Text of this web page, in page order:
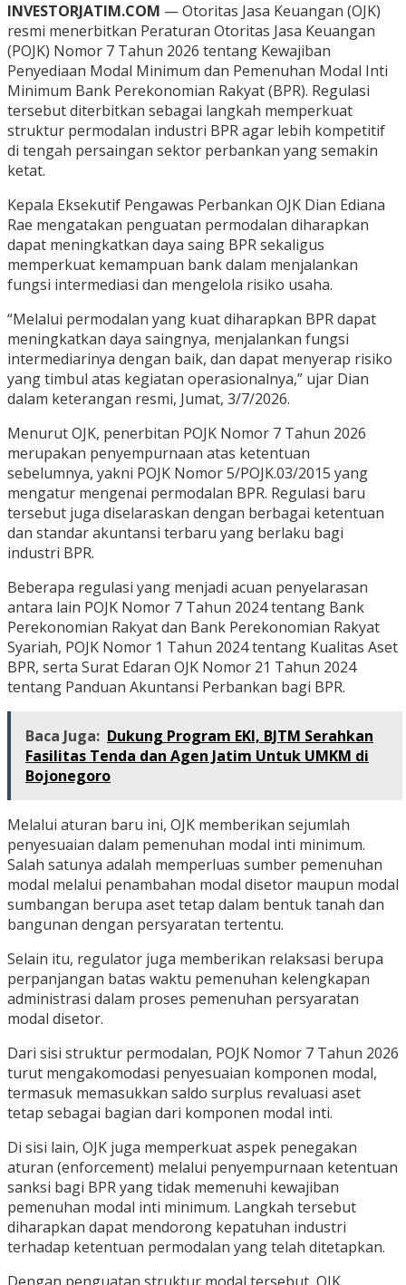
INVESTORJATIM.COM — Otoritas Jasa Keuangan (OJK)
resmi menerbitkan Peraturan Otoritas Jasa Keuangan
(POJK) Nomor 7 Tahun 2026 tentang Kewajiban
Penyediaan Modal Minimum dan Pemenuhan Modal Inti
Minimum Bank Perekonomian Rakyat (BPR). Regulasi
tersebut diterbitkan sebagai langkah memperkuat
struktur permodalan industri BPR agar lebih kompetitif
di tengah persaingan sektor perbankan yang semakin
ketat.
Kepala Eksekutif Pengawas Perbankan OJK Dian Ediana
Rae mengatakan penguatan permodalan diharapkan
dapat meningkatkan daya saing BPR sekaligus
memperkuat kemampuan bank dalam menjalankan
fungsi intermediasi dan mengelola risiko usaha.
“Melalui permodalan yang kuat diharapkan BPR dapat
meningkatkan daya saingnya, menjalankan fungsi
intermediarinya dengan baik, dan dapat menyerap risiko
yang timbul atas kegiatan operasionalnya,” ujar Dian
dalam keterangan resmi, Jumat, 3/7/2026.
Menurut OJK, penerbitan POJK Nomor 7 Tahun 2026
merupakan penyempurnaan atas ketentuan
sebelumnya, yakni POJK Nomor 5/POJK.03/2015 yang
mengatur mengenai permodalan BPR. Regulasi baru
tersebut juga diselaraskan dengan berbagai ketentuan
dan standar akuntansi terbaru yang berlaku bagi
industri BPR.
Beberapa regulasi yang menjadi acuan penyelarasan
antara lain POJK Nomor 7 Tahun 2024 tentang Bank
Perekonomian Rakyat dan Bank Perekonomian Rakyat
Syariah, POJK Nomor 1 Tahun 2024 tentang Kualitas Aset
BPR, serta Surat Edaran OJK Nomor 21 Tahun 2024
tentang Panduan Akuntansi Perbankan bagi BPR.
Baca Juga: Dukung Program EKI, BJTM Serahkan
Fasilitas Tenda dan Agen Jatim Untuk UMKM di
Bojonegoro
Melalui aturan baru ini, OJK memberikan sejumlah
penyesuaian dalam pemenuhan modal inti minimum.
Salah satunya adalah memperluas sumber pemenuhan
modal melalui penambahan modal disetor maupun modal
sumbangan berupa aset tetap dalam bentuk tanah dan
bangunan dengan persyaratan tertentu.
Selain itu, regulator juga memberikan relaksasi berupa
perpanjangan batas waktu pemenuhan kelengkapan
administrasi dalam proses pemenuhan persyaratan
modal disetor.
Dari sisi struktur permodalan, POJK Nomor 7 Tahun 2026
turut mengakomodasi penyesuaian komponen modal,
termasuk memasukkan saldo surplus revaluasi aset
tetap sebagai bagian dari komponen modal inti.
Di sisi lain, OJK juga memperkuat aspek penegakan
aturan (enforcement) melalui penyempurnaan ketentuan
sanksi bagi BPR yang tidak memenuhi kewajiban
pemenuhan modal inti minimum. Langkah tersebut
diharapkan dapat mendorong kepatuhan industri
terhadap ketentuan permodalan yang telah ditetapkan.